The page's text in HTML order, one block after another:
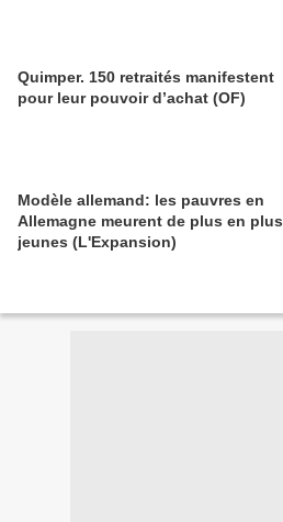
Quimper. 150 retraités manifestent
pour leur pouvoir d’achat (OF)
Modèle allemand: les pauvres en
Allemagne meurent de plus en plus
jeunes (L'Expansion)